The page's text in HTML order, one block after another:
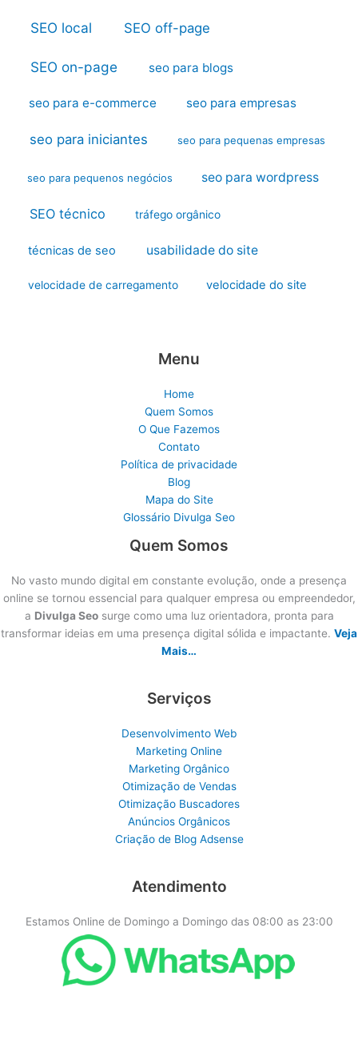
SEO local SEO off-page
SEO on-page seo para blogs
seo para e-commerce seo para empresas
seo para iniciantes seo para pequenas empresas
seo para pequenos negócios seo para wordpress
SEO técnico tráfego orgânico
técnicas de seo usabilidade do site
velocidade de carregamento velocidade do site
Menu
Home
Quem Somos
O Que Fazemos
Contato
Política de privacidade
Blog
Mapa do Site
Glossário Divulga Seo
Quem Somos
No vasto mundo digital em constante evolução, onde a presença
online se tornou essencial para qualquer empresa ou empreendedor,
a Divulga Seosurge como uma luz orientadora, pronta para
transformar ideias em uma presença digital sólida e impactante. Veja
Mais…
Serviços
Desenvolvimento Web
Marketing Online
Marketing Orgânico
Otimização de Vendas
Otimização Buscadores
Anúncios Orgânicos
Criação de Blog Adsense
Atendimento
Estamos Online de Domingo a Domingo das 08:00 as 23:00